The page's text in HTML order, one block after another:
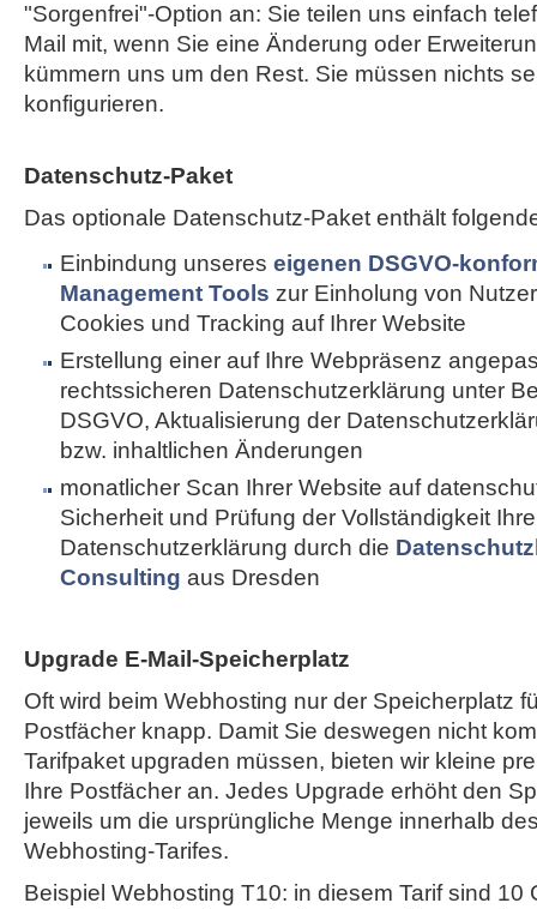
"Sorgenfrei"-Option an: Sie teilen uns einfach
Mail mit, wenn Sie eine Änderung oder
kümmern uns um den Rest. Sie müssen nichts
konfigurieren.
Datenschutz-Paket
Das optionale Datenschutz-Paket enthält
Einbindung unseres eigenen DSGVO-
Management Tools zur Einholung von
Cookies und Tracking auf Ihrer Website
Erstellung einer auf Ihre Webpräsenz
rechtssicheren Datenschutzerklärung unter
DSGVO, Aktualisierung der
bzw. inhaltlichen Änderungen
monatlicher Scan Ihrer Website auf
Sicherheit und Prüfung der Vollständigkeit
Datenschutzerklärung durch die
Consulting aus Dresden
Upgrade E-Mail-Speicherplatz
Oft wird beim Webhosting nur der Speicherplatz
Postfächer knapp. Damit Sie deswegen nicht
Tarifpaket upgraden müssen, bieten wir kleine
Ihre Postfächer an. Jedes Upgrade erhöht den
jeweils um die ursprüngliche Menge innerhalb
Webhosting-Tarifes.
Beispiel Webhosting T10: in diesem Tarif sind 10